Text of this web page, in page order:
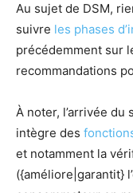
Au sujet de DSM,
suivre les phases
précédemment sur
recommandations
À noter, l’arrivée du
intègre des
et notamment la
({améliore|garantit}